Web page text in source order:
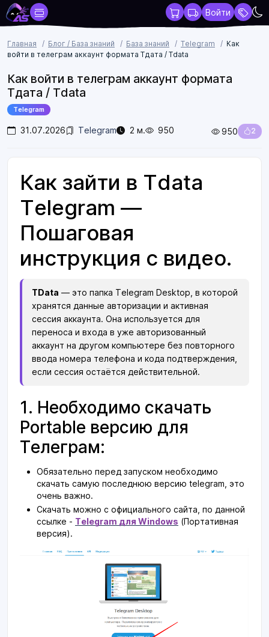
Войти
Главная Блог / База знаний База знаний Telegram
Как
войти в телеграм аккаунт формата Тдата / Tdata
Как войти в телеграм аккаунт формата
Тдата / Tdata
Telegram
31.07.2026 Telegram 2 м. 950 950 2
Как зайти в Tdata
Telegram —
Пошаговая
инструкция с видео.
TData — это папка Telegram Desktop, в которой
хранятся данные авторизации и активная
сессия аккаунта. Она используется для
переноса и входа в уже авторизованный
аккаунт на другом компьютере без повторного
ввода номера телефона и кода подтверждения,
если сессия остаётся действительной.
1. Необходимо скачать
Portable версию для
Телеграм:
Обязательно перед запуском необходимо
скачать самую последнюю версию telegram, это
очень важно.
Скачать можно с официального сайта, по данной
ссылке - Telegram для Windows (Портативная
версия).